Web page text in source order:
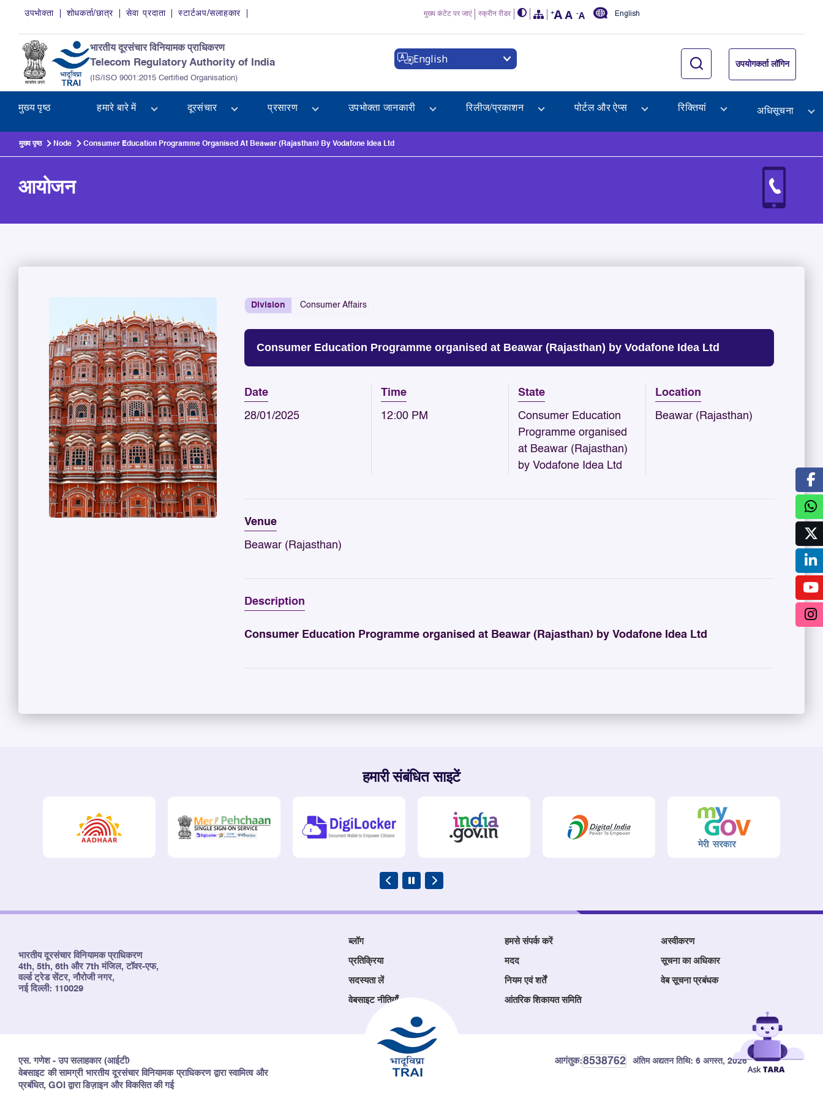
Skip to main content
उपभोक्ता शोधकर्ता/छात्र सेवा प्रदाता स्टार्टअप/सलाहकार मुख्य कंटेंट पर जाएं स्क्रीन रीडर English
भारतीय दूरसंचार विनियामक प्राधिकरण
Telecom Regulatory Authority of India
(IS/ISO 9001:2015 Certified Organisation)
English उपयोगकर्ता लॉगिन
मुख्य पृष्ठ हमारे बारे में दूरसंचार प्रसारण उपभोक्ता जानकारी रिलीज/प्रकाशन पोर्टल और ऐप्स रिक्तियां अधिसूचना
मुख्य पृष्ठ Node Consumer Education Programme Organised At Beawar (Rajasthan) By Vodafone Idea Ltd
आयोजन
Division Consumer Affairs
Consumer Education Programme organised at Beawar (Rajasthan) by Vodafone Idea Ltd
Date
28/01/2025
Time
12:00 PM
State
Consumer Education
Programme organised
at Beawar (Rajasthan)
by Vodafone Idea Ltd
Location
Beawar (Rajasthan)
Venue
Beawar (Rajasthan)
Description
Consumer Education Programme organised at Beawar (Rajasthan) by Vodafone Idea Ltd
हमारी संबंधित साइटें
भारतीय दूरसंचार विनियामक प्राधिकरण
4th, 5th, 6th और 7th मंजिल, टॉवर-एफ,
वर्ल्ड ट्रेड सेंटर, नौरोजी नगर,
नई दिल्ली: 110029
ब्लॉग हमसे संपर्क करें अस्वीकरण
प्रतिक्रिया मदद सूचना का अधिकार
सदस्यता लें नियम एवं शर्तें वेब सूचना प्रबंधक
वेबसाइट नीतियाँ आंतरिक शिकायत समिति
एस. गणेश - उप सलाहकार (आईटी)
वेबसाइट की सामग्री भारतीय दूरसंचार विनियामक प्राधिकरण द्वारा स्वामित्व और
प्रबंधित, GOI द्वारा डिज़ाइन और विकसित की गई
आगंतुक:8538762 अंतिम अद्यतन तिथि: 6 अगस्त, 2026